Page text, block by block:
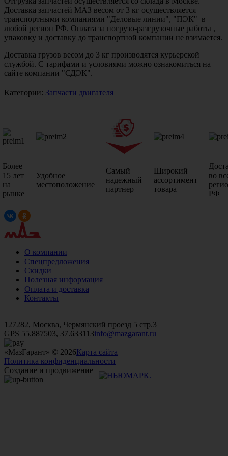
Доставка запчастей МАЗ весом от 3 кг осуществляется
транспортными компаниями "Деловые линии", "ПЭК" в
любой регион РФ. Оплата за погрузо-разгрузочные работы ,
упаковку и доставку до транспортной компании не взимается.
Доставка грузов весом до 3 кг производятся курьерской
службой. С тарифами и условиями можно ознакомиться на
сайте компании "СДЭК".
Категории: Запчасти двигателя
Более
15 лет
на
рынке
Удобное
местоположение
Самый
надежный
партнер
Широкий
ассортимент
товара
во
РФ
О компании
Спецпредложения
Скидки
Полезная информация
Оплата и доставка
Контакты
127282, Москва, Чермянский проезд 5 стр.3
GPS 55.887503, 37.633113info@mazgarant.ru
«МазГарант» © 2026Карта сайта
Политика конфиденциальности
Создание и продвижение